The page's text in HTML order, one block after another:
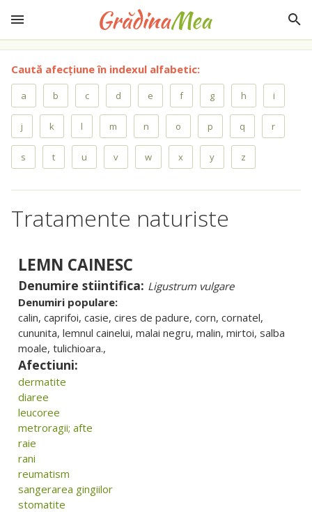
Caută afecțiune în indexul alfabetic:
a b c d e f g h i
j k l m n o p q r
s t u v w x y z
Tratamente naturiste
LEMN CAINESC
Denumire stiintifica: Ligustrum vulgare
Denumiri populare:
calin, caprifoi, casie, cires de padure, corn, cornatel,
cununita, lemnul cainelui, malai negru, malin, mirtoi, salba
moale, tulichioara.,
Afectiuni:
dermatite
diaree
leucoree
metroragii; afte
raie
rani
reumatism
sangerarea gingiilor
stomatite